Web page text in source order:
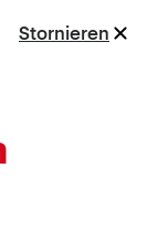
Stornieren